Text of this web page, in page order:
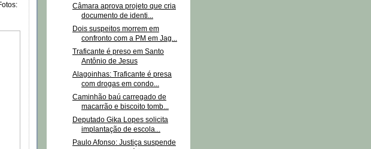
Câmara aprova projeto que cria
documento de identi...
Dois suspeitos morrem em
confronto com a PM em Jag...
Traficante é preso em Santo
Antônio de Jesus
Alagoinhas: Traficante é presa
com drogas em condo...
Caminhão baú carregado de
macarrão e biscoito tomb...
Deputado Gika Lopes solicita
implantação de escola...
Paulo Afonso: Justiça suspende